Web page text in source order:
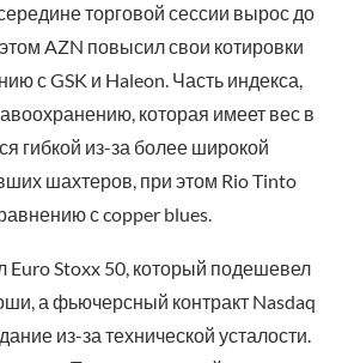
торговой сессии вырос до
AZN повысил свои котировки
с GSK и Haleon. Часть индекса,
которая имеет вес в
гибкой из-за более широкой
шахтеров, при этом Rio Tinto
с copper blues.
Euro Stoxx 50, который подешевел
а фьючерсный контракт Nasdaq
из-за технической усталости.